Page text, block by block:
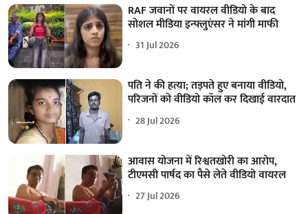
RAF जवानों पर वायरल वीडियो के बाद
सोशल मीडिया इन्फ्लुएंसर ने मांगी माफी
31 Jul 2026
पति ने की हत्या; तड़पते हुए बनाया वीडियो,
परिजनों को वीडियो कॉल कर दिखाई वारदात
28 Jul 2026
आवास योजना में रिश्वतखोरी का आरोप,
टीएमसी पार्षद का पैसे लेते वीडियो वायरल
27 Jul 2026